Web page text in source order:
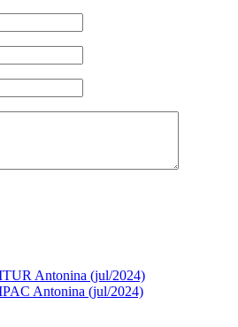
Antonina (jul/2024)
Antonina (jul/2024)